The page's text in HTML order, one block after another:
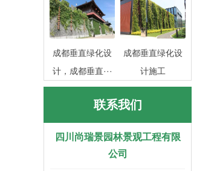
成都垂直绿化设
计，成都垂直···
成都垂直绿化设
计施工
联系我们
四川尚瑞景园林景观工程有限
公司